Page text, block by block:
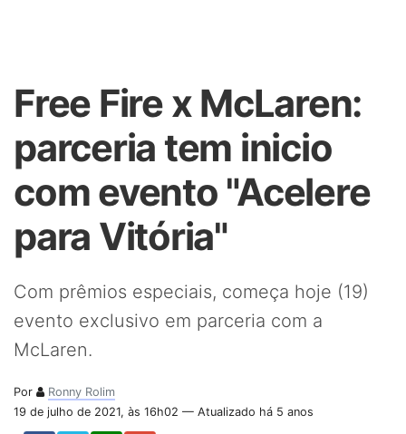
Free Fire x McLaren:
parceria tem inicio
com evento "Acelere
para Vitória"
Com prêmios especiais, começa hoje (19)
evento exclusivo em parceria com a
McLaren.
Por
Ronny Rolim
19 de julho de 2021, às 16h02 — Atualizado há 5 anos